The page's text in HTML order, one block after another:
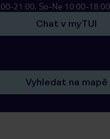
21:00, So-Ne 10:00-18:00
Chat v myTUI
Vyhledat na mapě